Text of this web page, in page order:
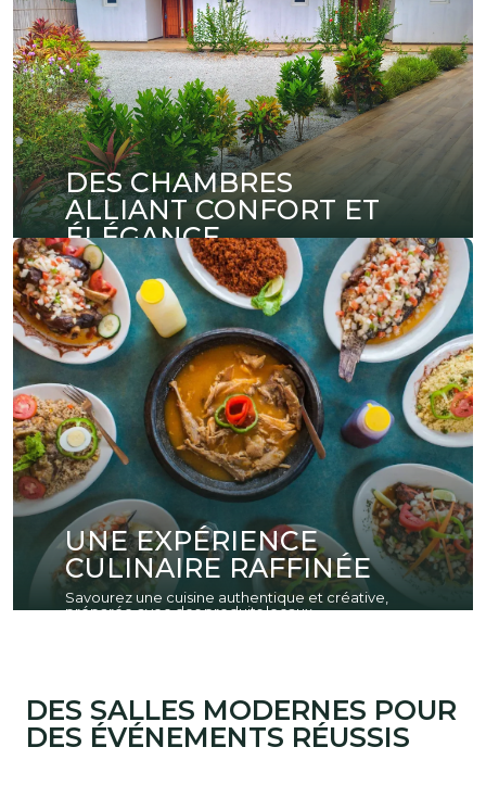
DES CHAMBRES
ALLIANT CONFORT ET
ÉLÉGANCE
Découvrez nos chambres au design soigné,
offrant un confort absolu pour votre séjour.
UNE EXPÉRIENCE
CULINAIRE RAFFINÉE
Savourez une cuisine authentique et créative,
préparée avec des produits locaux.
DES SALLES MODERNES POUR
DES ÉVÉNEMENTS RÉUSSIS